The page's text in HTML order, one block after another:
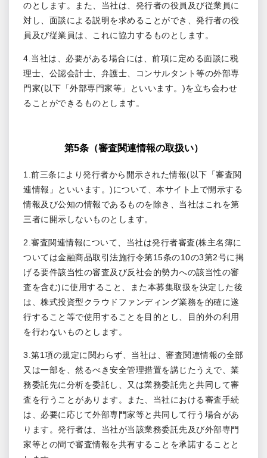
のとします。また、当社は、発行者の役員及び従業員に
対し、面談による説明を求めることができ、発行者の役
員及び従業員は、これに協力するものとします。
4.当社は、必要がある場合には、前項に定める面談に税
理士、公認会計士、弁護士、コンサルタント等の外部専
門家(以下「外部専門家等」といいます。)を立ち会わせ
ることができるものとします。
第5条（審査関連情報の取扱い）
1.前三条により発行者から開示された情報(以下「審査関
連情報」といいます。)について、本サイト上で開示する
情報及び公知の情報であるものを除き、当社はこれを第
三者に開示しないものとします。
2.審査関連情報について、当社は発行者審査(株主名簿に
ついては金融商品取引法施行令第15条の10の3第2号に掲
げる要件該当性の審査及び反社会的勢力への該当性の審
査を含む)に使用すること、また本募集取扱を決定した後
は、株式投資型クラウドファンディング業務を的確に遂
行すること等で使用することを目的とし、目的外の利用
を行わないものとします。
3.第1項の規定に関わらず、当社は、審査関連情報の全部
又は一部を、然るべき安全管理措置を講じたうえで、業
務委託先に分析を委託し、又は業務委託先と共同して審
査を行うことがあります。また、当社における審査手続
は、必要に応じて外部専門家等と共同して行う場合があ
ります。発行者は、当社が当該業務委託先及び外部専門
家等との間で審査情報を共有することを承諾することと